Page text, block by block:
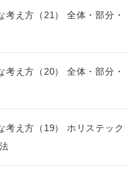
え方（21） 全体・部分・
え方（20） 全体・部分・
え方（19） ホリステック